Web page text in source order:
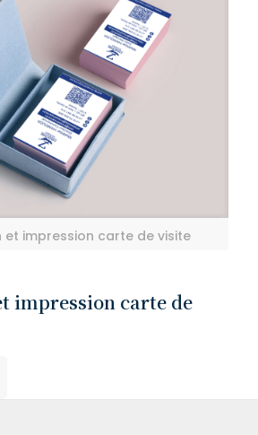
et impression carte de visite
impression carte de